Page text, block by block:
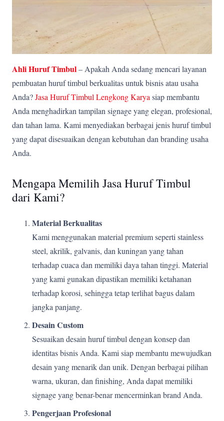
Ahli Huruf Timbul– Apakah Anda sedang mencari layanan
pembuatan huruf timbul berkualitas untuk bisnis atau usaha
Anda?Jasa Huruf Timbul Lengkong Karya siap membantu
Anda menghadirkan tampilan signage yang elegan, profesional,
dan tahan lama. Kami menyediakan berbagai jenis huruf timbul
yang dapat disesuaikan dengan kebutuhan dan branding usaha
Anda.
Mengapa Memilih Jasa Huruf Timbul
dari Kami?
Material Berkualitas
Kami menggunakan material premium seperti stainless
steel, akrilik, galvanis, dan kuningan yang tahan
terhadap cuaca dan memiliki daya tahan tinggi. Material
yang kami gunakan dipastikan memiliki ketahanan
terhadap korosi, sehingga tetap terlihat bagus dalam
jangka panjang.
Desain Custom
Sesuaikan desain huruf timbul dengan konsep dan
identitas bisnis Anda. Kami siap membantu mewujudkan
desain yang menarik dan unik. Dengan berbagai pilihan
warna, ukuran, dan finishing, Anda dapat memiliki
signage yang benar-benar mencerminkan brand Anda.
Pengerjaan Profesional